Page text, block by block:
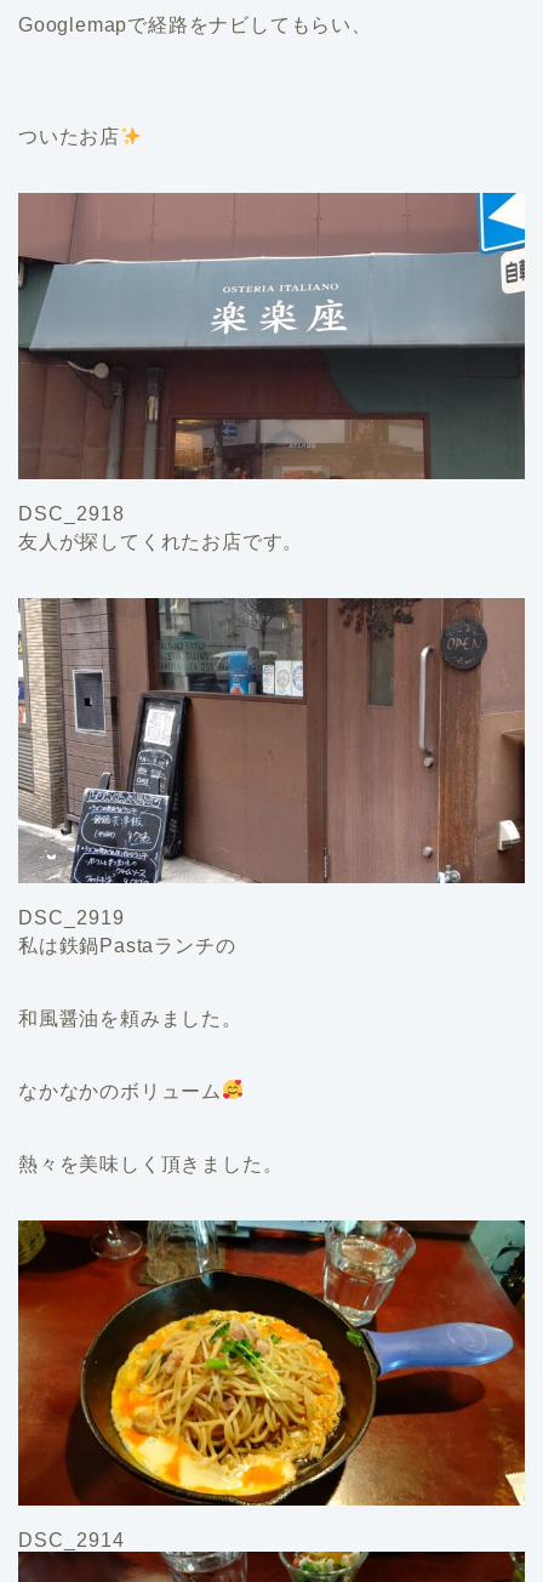
Googlemapで経路をナビしてもらい、
ついたお店
DSC_2918
友人が探してくれたお店です。
DSC_2919
私は鉄鍋Pastaランチの
和風醤油を頼みました。
なかなかのボリューム
熱々を美味しく頂きました。
DSC_2914